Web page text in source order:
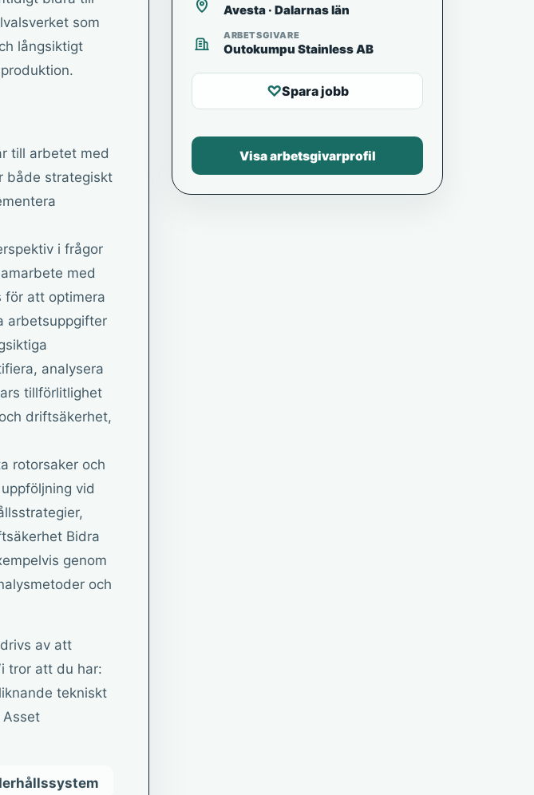
som
långsiktigt
till arbetet med
både strategiskt
i frågor
med
för att optimera
arbetsuppgifter
analysera
tillförlitlighet
driftsäkerhet,
rotorsaker och
vid
Bidra
genom
och
av att
tror att du har:
tekniskt
Asset
Avesta · Dalarnas län
ARBETSGIVARE
Outokumpu Stainless AB
♡Spara jobb
Visa arbetsgivarprofil